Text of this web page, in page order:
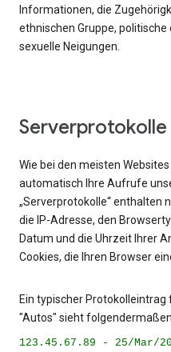
Informationen, die
ethnischen Gruppe,
sexuelle Neigungen.
Serverprotokolle
Wie bei den meisten
automatisch Ihre Aufrufe
„Serverprotokolle“ enthalten
die IP-Adresse, den
Datum und die Uhrzeit Ihrer
Cookies, die Ihren Browser
Ein typischer
"Autos" sieht
123.45.67.89 - 25/Mar/